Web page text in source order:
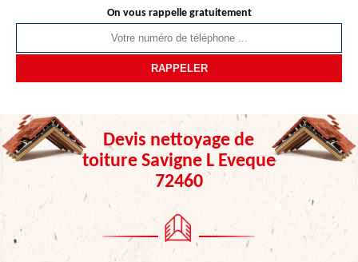
On vous rappelle gratuitement
Devis nettoyage de
toiture Savigne L Eveque
72460